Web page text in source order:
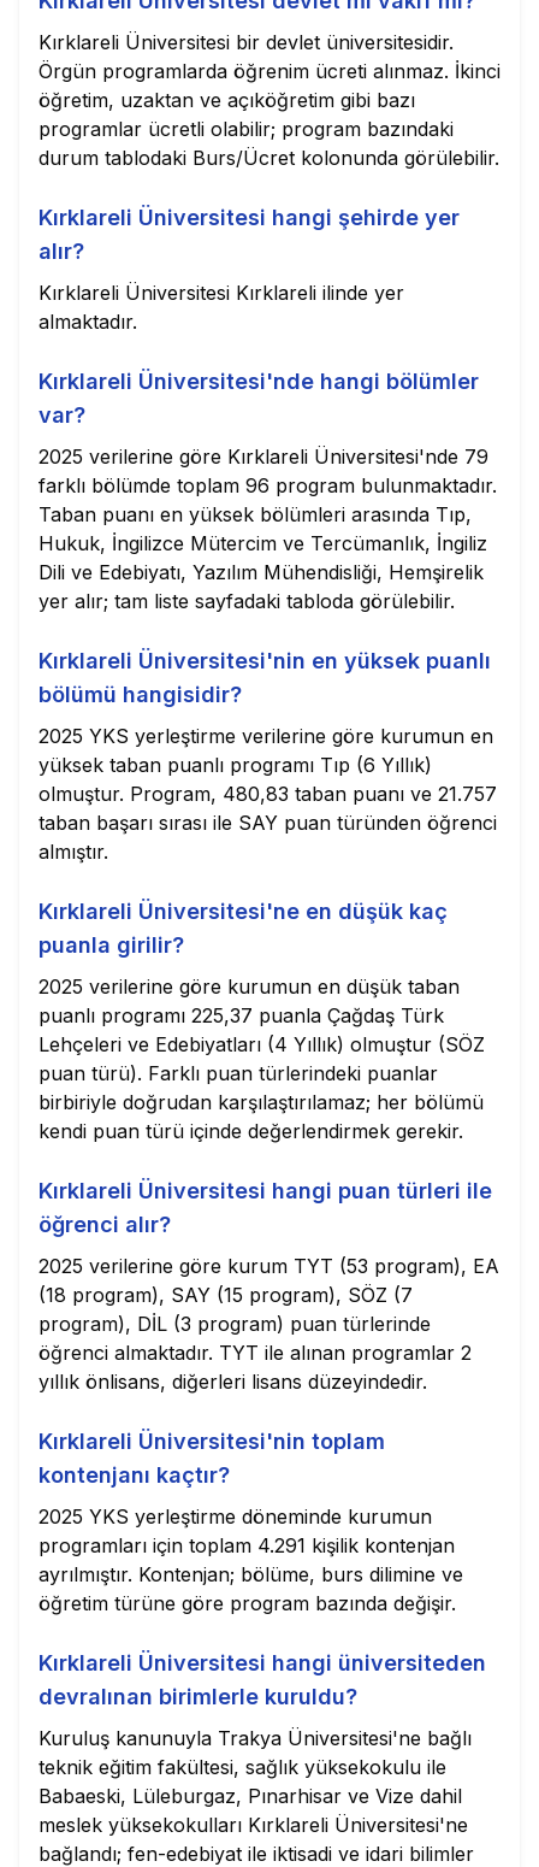
Kırklareli Üniversitesi bir devlet üniversitesidir.
Örgün programlarda öğrenim ücreti alınmaz. İkinci
öğretim, uzaktan ve açıköğretim gibi bazı
programlar ücretli olabilir; program bazındaki
durum tablodaki Burs/Ücret kolonunda görülebilir.
Kırklareli Üniversitesi hangi şehirde yer
alır?
Kırklareli Üniversitesi Kırklareli ilinde yer
almaktadır.
Kırklareli Üniversitesi'nde hangi bölümler
var?
2025 verilerine göre Kırklareli Üniversitesi'nde 79
farklı bölümde toplam 96 program bulunmaktadır.
Taban puanı en yüksek bölümleri arasında Tıp,
Hukuk, İngilizce Mütercim ve Tercümanlık, İngiliz
Dili ve Edebiyatı, Yazılım Mühendisliği, Hemşirelik
yer alır; tam liste sayfadaki tabloda görülebilir.
Kırklareli Üniversitesi'nin en yüksek puanlı
bölümü hangisidir?
2025 YKS yerleştirme verilerine göre kurumun en
yüksek taban puanlı programı Tıp (6 Yıllık)
olmuştur. Program, 480,83 taban puanı ve 21.757
taban başarı sırası ile SAY puan türünden öğrenci
almıştır.
Kırklareli Üniversitesi'ne en düşük kaç
puanla girilir?
2025 verilerine göre kurumun en düşük taban
puanlı programı 225,37 puanla Çağdaş Türk
Lehçeleri ve Edebiyatları (4 Yıllık) olmuştur (SÖZ
puan türü). Farklı puan türlerindeki puanlar
birbiriyle doğrudan karşılaştırılamaz; her bölümü
kendi puan türü içinde değerlendirmek gerekir.
Kırklareli Üniversitesi hangi puan türleri ile
öğrenci alır?
2025 verilerine göre kurum TYT (53 program), EA
(18 program), SAY (15 program), SÖZ (7
program), DİL (3 program) puan türlerinde
öğrenci almaktadır. TYT ile alınan programlar 2
yıllık önlisans, diğerleri lisans düzeyindedir.
Kırklareli Üniversitesi'nin toplam
kontenjanı kaçtır?
2025 YKS yerleştirme döneminde kurumun
programları için toplam 4.291 kişilik kontenjan
ayrılmıştır. Kontenjan; bölüme, burs dilimine ve
öğretim türüne göre program bazında değişir.
Kırklareli Üniversitesi hangi üniversiteden
devralınan birimlerle kuruldu?
Kuruluş kanunuyla Trakya Üniversitesi'ne bağlı
teknik eğitim fakültesi, sağlık yüksekokulu ile
Babaeski, Lüleburgaz, Pınarhisar ve Vize dahil
meslek yüksekokulları Kırklareli Üniversitesi'ne
bağlandı; fen-edebiyat ile iktisadi ve idari bilimler